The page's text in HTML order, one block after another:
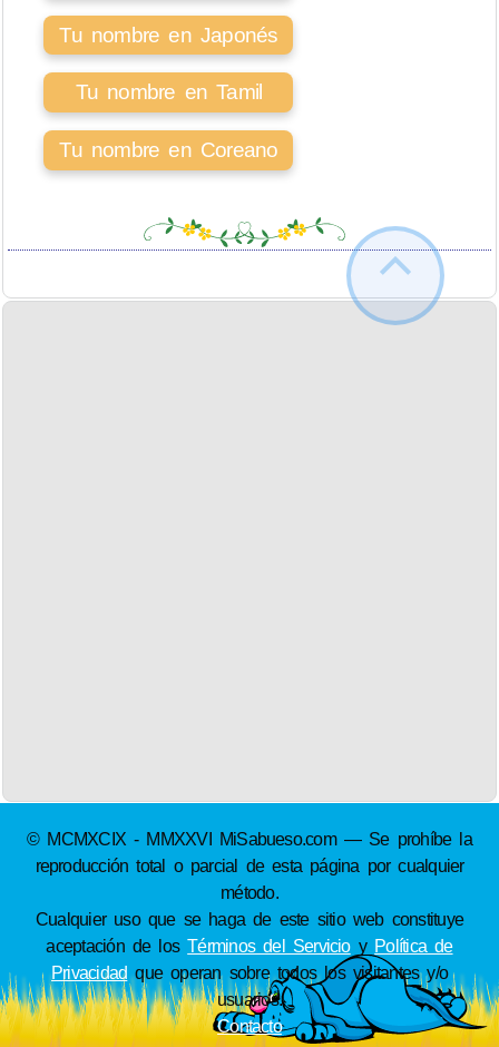
Tu nombre en Japonés
Tu nombre en Tamil
Tu nombre en Coreano
© MCMXCIX - MMXXVI MiSabueso.com — Se prohíbe la
reproducción total o parcial de esta página por cualquier
método.
Cualquier uso que se haga de este sitio web constituye
aceptación de losTérminos del Servicioy Política de
Privacidad que operan sobre todos los visitantes y/o
usuarios.
Contacto